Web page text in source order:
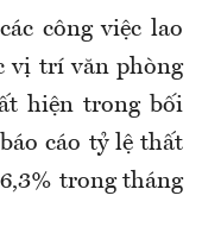
công việc lao
vị trí văn phòng
hiện trong bối
cáo tỷ lệ thất
trong tháng